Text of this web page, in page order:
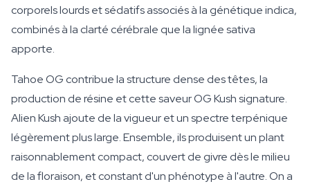
corporels lourds et sédatifs associés à la génétique indica,
combinés à la clarté cérébrale que la lignée sativa
apporte.
Tahoe OG contribue la structure dense des têtes, la
production de résine et cette saveur OG Kush signature.
Alien Kush ajoute de la vigueur et un spectre terpénique
légèrement plus large. Ensemble, ils produisent un plant
raisonnablement compact, couvert de givre dès le milieu
de la floraison, et constant d'un phénotype à l'autre. On a